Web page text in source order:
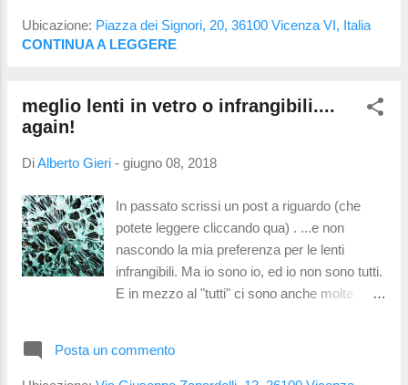
gradazione troppo bassa potrebbe affaticare
poco percepibile per l'utente finale. Al centro
del nuovo regolamento ci sono le persone e i
notevoli responsabilità. Non dovrà quindi
custode, dovrà far di tutto per tutelarli, evitare
multipla. Le nuove informative per la privacy
dovranno permettere di scegliere come
verranno usati i dati e informare per quanto
tempo verranno conservati; oltre alla classica
Ubicazione: Piazza dei Signori, 20, 36100 Vicenza VI, Italia
CONTINUA A LEGGERE
meglio lenti in vetro o infrangibili....
again!
DiAlberto Gieri - giugno 08, 2018
In passato scrissi un post a riguardo (che
potete leggere cliccando qua) . ...e non
nascondo la mia preferenza per le lenti
infrangibili. Ma io sono io, ed io non sono tutti.
E in mezzo al "tutti" ci sono anche molte
é detto ma a volte succede) e di sua natura
non blocca i raggi ultravioletti. Tuttavia i
Posta un commento